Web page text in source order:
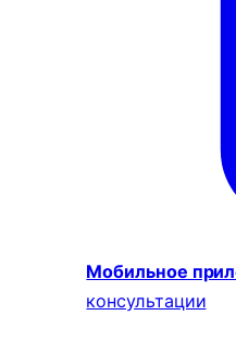
Мобильное
консультации